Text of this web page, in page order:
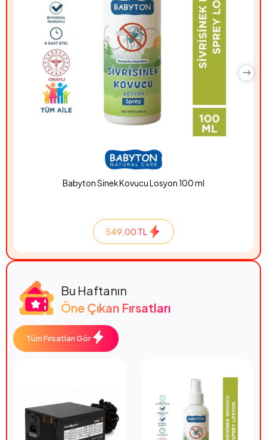
Babyton Sinek Kovucu Losyon 100 ml
549,00 TL
Bu Haftanın
Öne Çıkan Fırsatları
Tüm Fırsatları Gör